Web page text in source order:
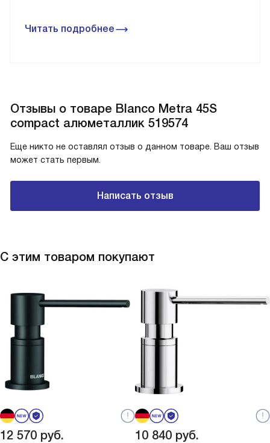
Читать подробнее
Отзывы о товаре Blanco Metra 45S
compact алюметаллик 519574
Еще никто не оставлял отзыв о данном товаре. Ваш отзыв
может стать первым.
Написать отзыв
С этим товаром покупают
12 570 руб. 10 840 руб.